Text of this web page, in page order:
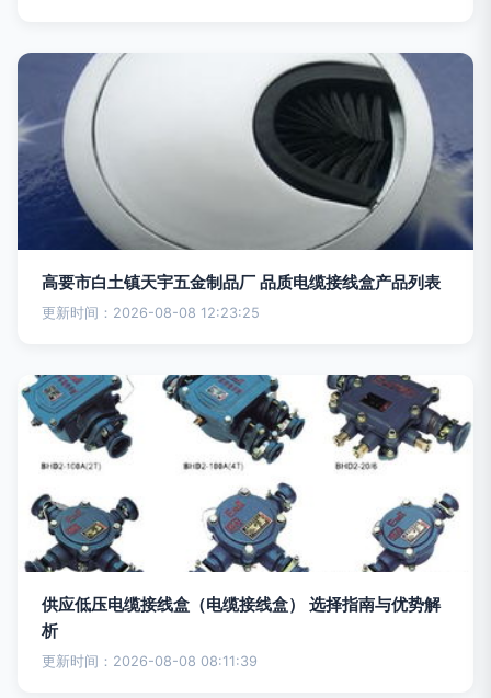
高要市白土镇天宇五金制品厂 品质电缆接线盒产品列表
更新时间：2026-08-08 12:23:25
供应低压电缆接线盒（电缆接线盒） 选择指南与优势解
析
更新时间：2026-08-08 08:11:39